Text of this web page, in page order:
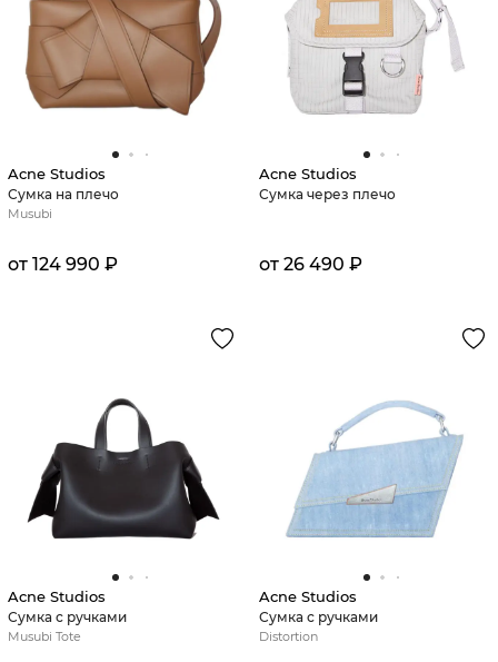
Acne Studios
Сумка на плечо
Musubi
от 124 990 ₽
Acne Studios
Сумка через плечо
от 26 490 ₽
Acne Studios
Сумка с ручками
Musubi Tote
Acne Studios
Сумка с ручками
Distortion